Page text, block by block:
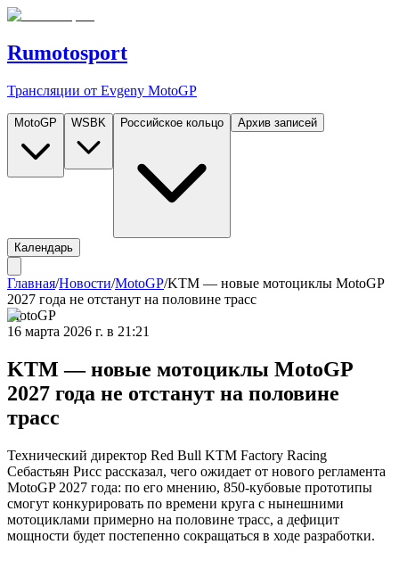
Rumotosport
Трансляции от Evgeny MotoGP
MotoGP WSBK Российское кольцо Архив записей
Календарь
Главная/Новости/MotoGP/KTM — новые мотоциклы MotoGP
2027 года не отстанут на половине трасс
MotoGP
16 марта 2026 г. в 21:21
KTM — новые мотоциклы MotoGP
2027 года не отстанут на половине
трасс
Технический директор Red Bull KTM Factory Racing
Себастьян Рисс рассказал, чего ожидает от нового регламента
MotoGP 2027 года: по его мнению, 850-кубовые прототипы
смогут конкурировать по времени круга с нынешними
мотоциклами примерно на половине трасс, а дефицит
мощности будет постепенно сокращаться в ходе разработки.